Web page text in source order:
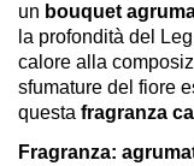
un bouquet
la profondità del
calore alla
sfumature del fiore
questa fragranza
Fragranza: